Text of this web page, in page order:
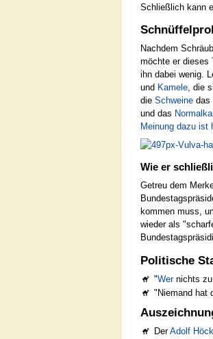
Schließlich kann
Nachdem
möchte er dieses
ihn dabei wenig.
und Kamele, die
die Schweine das
und das
Meinung dazu ist
Wie er
Getreu dem
kommen muss,
wieder als
Politische
"Wernichts zu
"Niemand hat
DerAdolf